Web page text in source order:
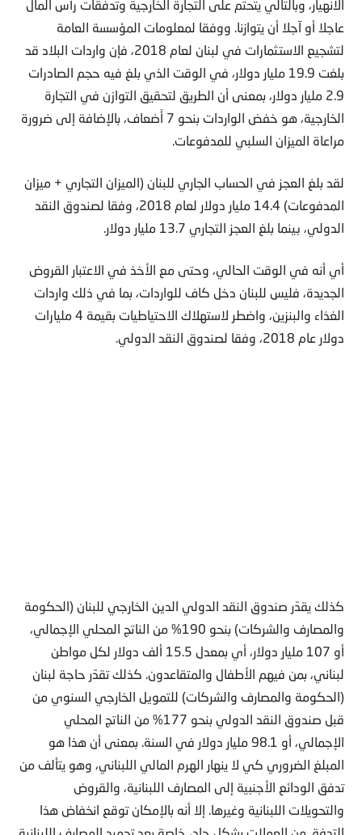
الانهيار، وبالتالي يتحتم على التجارة الخارجية وتدفقات رأس المال
عاجلا أو آجلا أن يتوازنا. ووفقا لمعلومات المؤسسة العامة
لتشجيع الاستثمارات في لبنان لعام 2018، فإن واردات البلاد قد
بلغت 19.9 مليار دولار، في الوقت الذي بلغ فيه حجم الصادرات
2.9 مليار دولار، بمعنى أن الطريق لتحقيق التوازن في التجارة
الخارجية، هو خفض الواردات بنحو 7 أَضعاف، بالإضافة إلى ضرورة
مراعاة الميزان السلبي للمدفوعات.
لقد بلغ العجز في الحساب الجاري للبنان (الميزان التجاري + ميزان
المدفوعات) 14.4 مليار دولار لعام 2018، وفقا لصندوق النقد
الدولي، بينما بلغ العجز التجاري 13.7 مليار دولار.
أي أنه في الوقت الحالي، وحتى مع الأخذ في الاعتبار القروض
الجديدة، فليس للبنان دخل كاف للواردات، بما في ذلك واردات
الغذاء والبنزين، واضطر لاستهلاك الاحتياطيات بقيمة 4 مليارات
دولار عام 2018، وفقا لصندوق النقد الدولي.
كذلك يقدّر صندوق النقد الدولي الدين الخارجي للبنان (الحكومة
والمصارف والشركات) بنحو 190% من الناتج المحلي الإجمالي،
أو 107 مليار دولار، أي بمعدل 15.5 ألف دولار لكل مواطن
لبناني، بمن فيهم الأطفال والمتقاعدون. كذلك تقدّر حاجة لبنان
(الحكومة والمصارف والشركات) للتمويل الخارجي السنوي من
قبل صندوق النقد الدولي بنحو 177% من الناتج المحلي
الإجمالي، أو 98.1 مليار دولار في السنة. بمعنى أن هذا هو
المبلغ الضروري كي لا ينهار الهرم المالي اللبناني، وهو يتألف من
تدفق الودائع الأجنبية إلى المصارف اللبنانية، والقروض
والتحويلات اللبنانية وغيرها. إلا أنه بالإمكان توقع انخفاض هذا